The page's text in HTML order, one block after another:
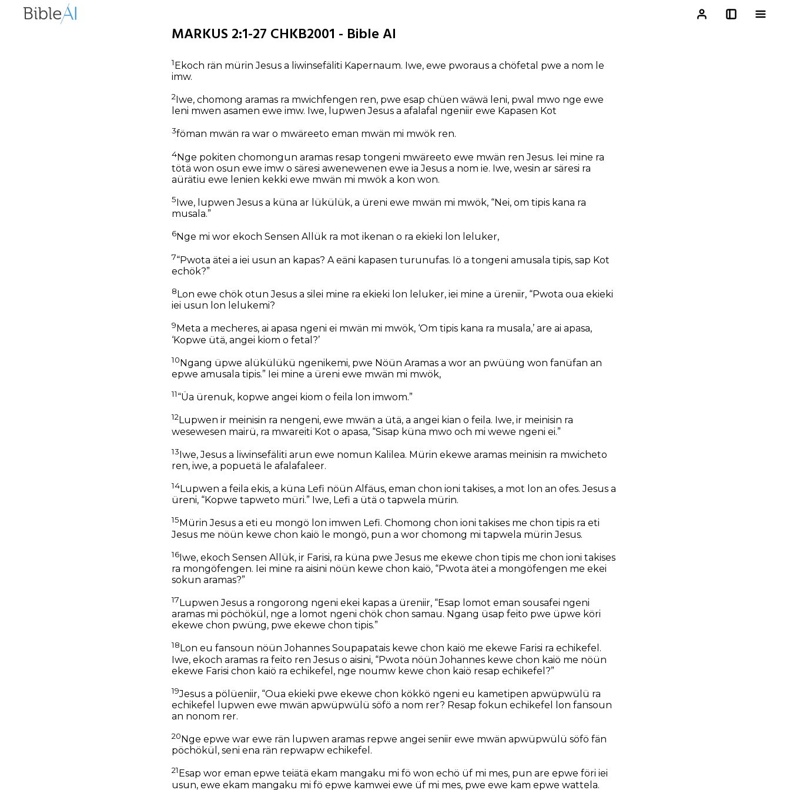
MARKUS 2:1-27 CHKB2001 - Bible AI
1Ekoch rän mürin Jesus a liwinsefäliti Kapernaum. Iwe, ewe pworaus a chöfetal pwe a nom le
imw.
2 Iwe, chomong aramas ra mwichfengen ren, pwe esap chüen wäwä leni, pwal mwo nge ewe
leni mwen asamen ewe imw. Iwe, lupwen Jesus a afalafal ngeniir ewe Kapasen Kot
3föman mwän ra war o mwäreeto eman mwän mi mwök ren.
4Nge pokiten chomongun aramas resap tongeni mwäreeto ewe mwän ren Jesus. Iei mine ra
tötä won osun ewe imw o säresi awenewenen ewe ia Jesus a nom ie. Iwe, wesin ar säresi ra
aürätiu ewe lenien kekki ewe mwän mi mwök a kon won.
5 Iwe, lupwen Jesus a küna ar lükülük, a üreni ewe mwän mi mwök, “Nei, om tipis kana ra
musala.”
6Nge mi wor ekoch Sensen Allük ra mot ikenan o ra ekieki lon leluker,
7“Pwota ätei a iei usun an kapas? A eäni kapasen turunufas. Iö a tongeni amusala tipis, sap Kot
echök?”
8 Lon ewe chök otun Jesus a silei mine ra ekieki lon leluker, iei mine a üreniir, “Pwota oua ekieki
iei usun lon lelukemi?
9 Meta a mecheres, ai apasa ngeni ei mwän mi mwök, ‘Om tipis kana ra musala,’ are ai apasa,
‘Kopwe ütä, angei kiom o fetal?’
10Ngang üpwe alükülükü ngenikemi, pwe Nöün Aramas a wor an pwüüng won fanüfan an
epwe amusala tipis.” Iei mine a üreni ewe mwän mi mwök,
11“Üa ürenuk, kopwe angei kiom o feila lon imwom.”
12Lupwen ir meinisin ra nengeni, ewe mwän a ütä, a angei kian o feila. Iwe, ir meinisin ra
wesewesen mairü, ra mwareiti Kot o apasa, “Sisap küna mwo och mi wewe ngeni ei.”
13Iwe, Jesus a liwinsefäliti arun ewe nomun Kalilea. Mürin ekewe aramas meinisin ra mwicheto
ren, iwe, a popuetä le afalafaleer.
14Lupwen a feila ekis, a küna Lefi nöün Alfäus, eman chon ioni takises, a mot lon an ofes. Jesus a
üreni, “Kopwe tapweto müri.” Iwe, Lefi a ütä o tapwela mürin.
15 Mürin Jesus a eti eu mongö lon imwen Lefi. Chomong chon ioni takises me chon tipis ra eti
Jesus me nöün kewe chon kaiö le mongö, pun a wor chomong mi tapwela mürin Jesus.
16Iwe, ekoch Sensen Allük, ir Farisi, ra küna pwe Jesus me ekewe chon tipis me chon ioni takises
ra mongöfengen. Iei mine ra aisini nöün kewe chon kaiö, “Pwota ätei a mongöfengen me ekei
sokun aramas?”
17 Lupwen Jesus a rongorong ngeni ekei kapas a üreniir, “Esap lomot eman sousafei ngeni
aramas mi pöchökül, nge a lomot ngeni chök chon samau. Ngang üsap feito pwe üpwe köri
ekewe chon pwüng, pwe ekewe chon tipis.”
18 Lon eu fansoun nöün Johannes Soupapatais kewe chon kaiö me ekewe Farisi ra echikefel.
Iwe, ekoch aramas ra feito ren Jesus o aisini, “Pwota nöün Johannes kewe chon kaiö me nöün
ekewe Farisi chon kaiö ra echikefel, nge noumw kewe chon kaiö resap echikefel?”
19Jesus a pölüeniir, “Oua ekieki pwe ekewe chon kökkö ngeni eu kametipen apwüpwülü ra
echikefel lupwen ewe mwän apwüpwülü söfö a nom rer? Resap fokun echikefel lon fansoun
an nonom rer.
20 Nge epwe war ewe rän lupwen aramas repwe angei seniir ewe mwän apwüpwülü söfö fän
pöchökül, seni ena rän repwapw echikefel.
21 Esap wor eman epwe teiätä ekam mangaku mi fö won echö üf mi mes, pun are epwe föri iei
usun, ewe ekam mangaku mi fö epwe kamwei ewe üf mi mes, pwe ewe kam epwe wattela.